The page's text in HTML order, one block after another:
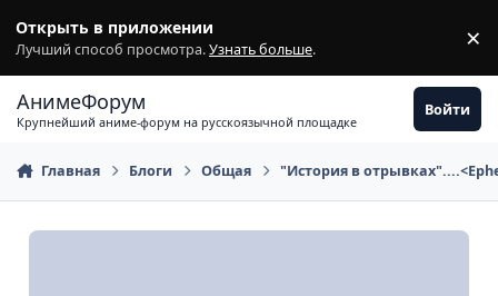
Открыть в приложении
Лучший способ просмотра.Узнать больше. ×
АнимеФорум
Крупнейший аниме-форум на русскоязычной площадке
Войти
Главная Блоги Общая "История в